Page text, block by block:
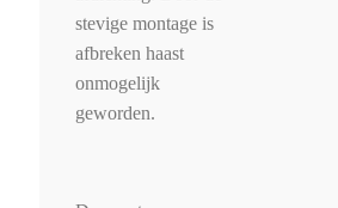
stevige montage is
afbreken haast
onmogelijk
geworden.